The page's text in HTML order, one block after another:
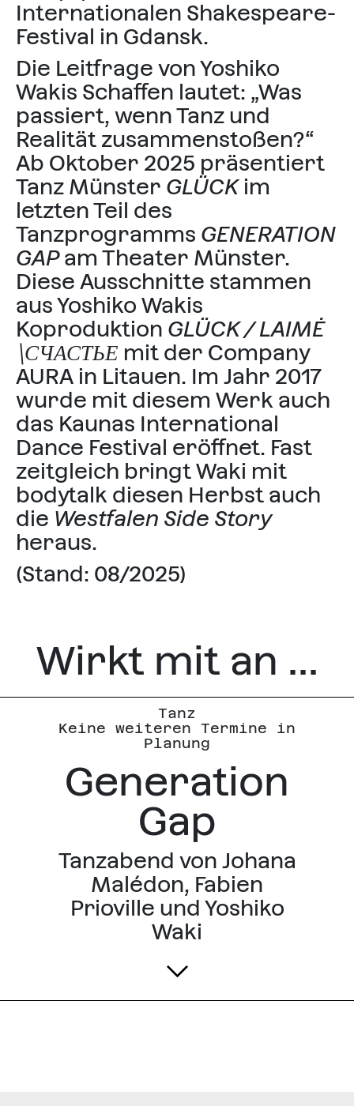
Internationalen Shakespeare-
Festival in Gdansk.
Die Leitfrage von Yoshiko
Wakis Schaffen lautet: „Was
passiert, wenn Tanz und
Realität zusammenstoßen?“
Ab Oktober 2025 präsentiert
Tanz Münster GLÜCKim
letzten Teil des
Tanzprogramms GENERATION
GAPam Theater Münster.
Diese Ausschnitte stammen
aus Yoshiko Wakis
Koproduktion GLÜCK / LAIMĖ
⧹СЧАСТЬЕ mit der Company
AURA in Litauen. Im Jahr 2017
wurde mit diesem Werk auch
das Kaunas International
Dance Festival eröffnet. Fast
zeitgleich bringt Waki mit
bodytalk diesen Herbst auch
die Westfalen Side Story
heraus.
(Stand: 08/2025)
Wirkt mit an ...
Keine weiteren Termine in
Planung
Tanz
Generation
Gap
Tanzabend von Johana
Malédon, Fabien
Prioville und Yoshiko
Waki